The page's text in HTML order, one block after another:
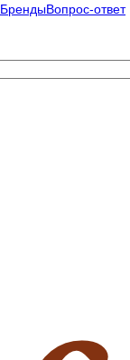
БрендыВопрос-ответ